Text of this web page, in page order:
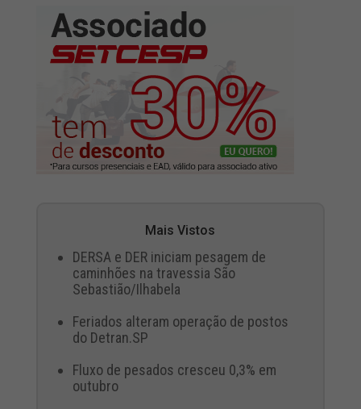
Mais Vistos
DERSA e DER iniciam pesagem de
caminhões na travessia São
Sebastião/Ilhabela
Feriados alteram operação de postos
do Detran.SP
Fluxo de pesados cresceu 0,3% em
outubro